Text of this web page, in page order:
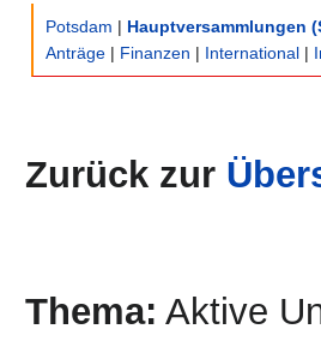
springen
springen
Potsdam | Hauptversammlungen
Anträge | Finanzen | International |
Zurück zur
Thema: Aktive